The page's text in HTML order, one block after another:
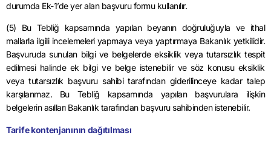
durumda Ek-1’de yer alan başvuru formu kullanılır.
(5) Bu Tebliğ kapsamında yapılan beyanın doğruluğuyla ve ithal
mallarla ilgili incelemeleri yapmaya veya yaptırmaya Bakanlık yetkilidir.
Başvuruda sunulan bilgi ve belgelerde eksiklik veya tutarsızlık tespit
edilmesi halinde ek bilgi ve belge istenebilir ve söz konusu eksiklik
veya tutarsızlık başvuru sahibi tarafından giderilinceye kadar talep
karşılanmaz. Bu Tebliğ kapsamında yapılan başvurulara ilişkin
belgelerin asılları Bakanlık tarafından başvuru sahibinden istenebilir.
Tarife kontenjanının dağıtılması